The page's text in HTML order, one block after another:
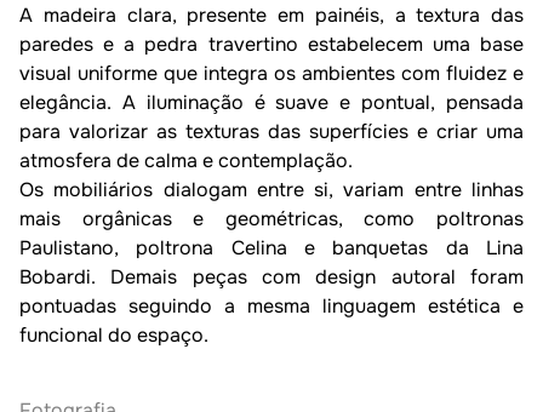
A madeira clara, presente em painéis, a textura das
paredes e a pedra travertino estabelecem uma base
visual uniforme que integra os ambientes com fluidez e
elegância. A iluminação é suave e pontual, pensada
para valorizar as texturas das superfícies e criar uma
atmosfera de calma e contemplação.
Os mobiliários dialogam entre si, variam entre linhas
mais orgânicas e geométricas, como poltronas
Paulistano, poltrona Celina e banquetas da Lina
Bobardi. Demais peças com design autoral foram
pontuadas seguindo a mesma linguagem estética e
funcional do espaço.